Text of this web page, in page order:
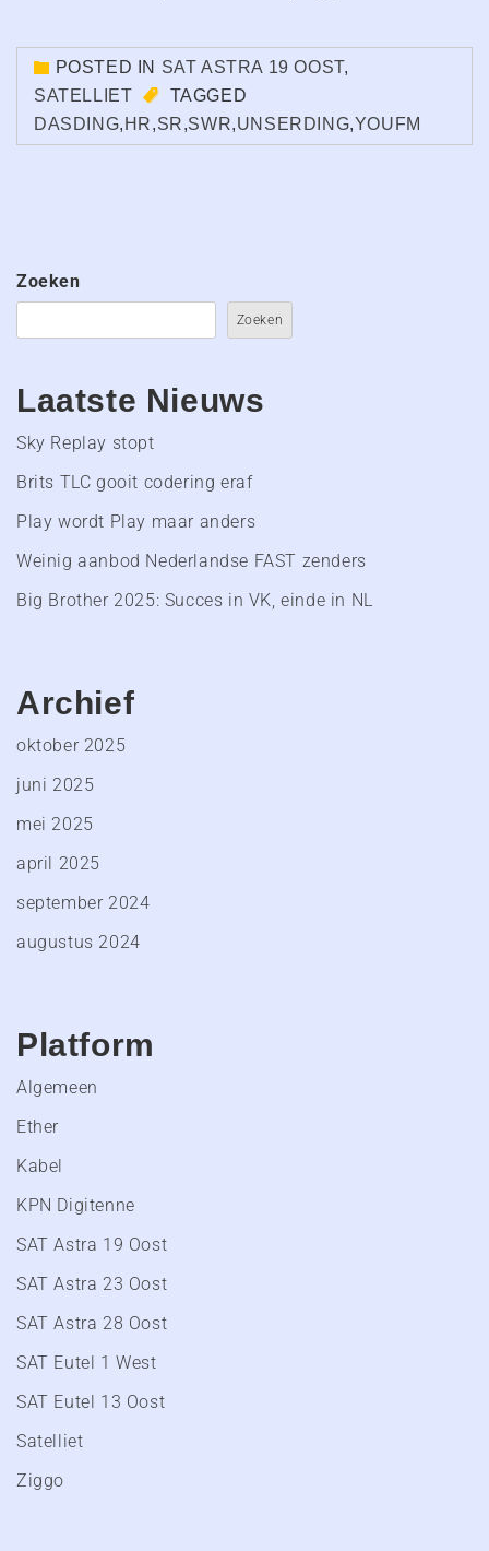
POSTED IN SAT ASTRA 19 OOST,
SATELLIET
TAGGED
DASDING, HR,SR,SWR,UNSERDING,YOUFM
Zoeken
Zoeken
Laatste Nieuws
Sky Replay stopt
Brits TLC gooit codering eraf
Play wordt Play maar anders
Weinig aanbod Nederlandse FAST zenders
Big Brother 2025: Succes in VK, einde in NL
Archief
oktober 2025
juni 2025
mei 2025
april 2025
september 2024
augustus 2024
Platform
Algemeen
Ether
Kabel
KPN Digitenne
SAT Astra 19 Oost
SAT Astra 23 Oost
SAT Astra 28 Oost
SAT Eutel 1 West
SAT Eutel 13 Oost
Satelliet
Ziggo